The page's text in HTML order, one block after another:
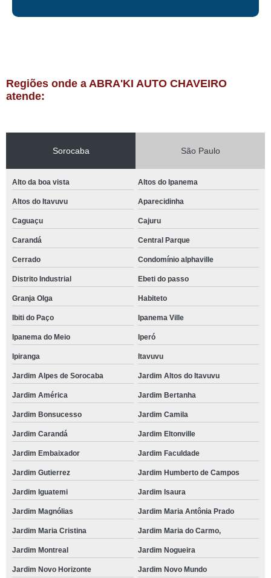
Regiões onde a ABRA'KI AUTO CHAVEIRO
atende:
Sorocaba São Paulo
Alto da boa vista Altos do Ipanema
Altos do Itavuvu Aparecidinha
Caguaçu Cajuru
Carandá Central Parque
Cerrado Condomínio alphaville
Distrito Industrial Ebeti do passo
Granja Olga Habiteto
Ibiti do Paço Ipanema Ville
Ipanema do Meio Iperó
Ipiranga Itavuvu
Jardim Alpes de Sorocaba Jardim Altos do Itavuvu
Jardim América Jardim Bertanha
Jardim Bonsucesso Jardim Camila
Jardim Carandá Jardim Eltonville
Jardim Embaixador Jardim Faculdade
Jardim Gutierrez Jardim Humberto de Campos
Jardim Iguatemi Jardim Isaura
Jardim Magnólias Jardim Maria Antônia Prado
Jardim Maria Cristina Jardim Maria do Carmo,
Jardim Montreal Jardim Nogueira
Jardim Novo Horizonte Jardim Novo Mundo